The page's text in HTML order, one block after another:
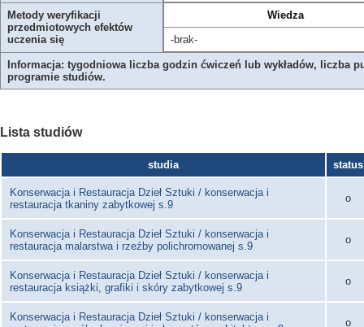
Metody weryfikacji
przedmiotowych efektów
uczenia się
Wiedza
-brak-
Informacja: tygodniowa liczba godzin ćwiczeń lub wykładów, liczba
programie studiów.
Lista studiów
studia status
Konserwacja i Restauracja Dzieł Sztuki / konserwacja i
restauracja tkaniny zabytkowej s.9
o
Konserwacja i Restauracja Dzieł Sztuki / konserwacja i
restauracja malarstwa i rzeźby polichromowanej s.9
o
Konserwacja i Restauracja Dzieł Sztuki / konserwacja i
restauracja książki, grafiki i skóry zabytkowej s.9
o
Konserwacja i Restauracja Dzieł Sztuki / konserwacja i
o